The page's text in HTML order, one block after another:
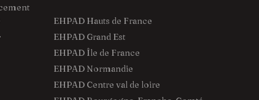
EHPAD Hauts de France
EHPAD Grand Est
EHPAD Île de France
EHPAD Normandie
EHPAD Centre val de loire